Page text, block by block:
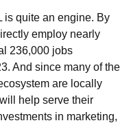
is quite an engine. By
employ nearly
236,000 jobs
And since many of the
are locally
help serve their
in marketing,